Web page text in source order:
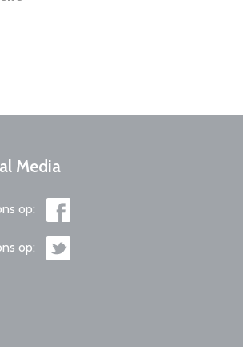
Media
op:
op: